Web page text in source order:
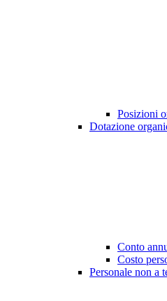
Posizioni
Dotazione
Conto
Costo
Personale non a